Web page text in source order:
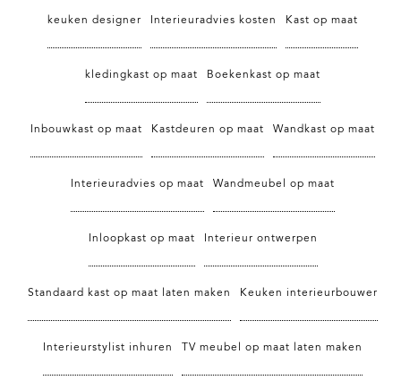
keuken designer Interieuradvies kosten Kast op maat
kledingkast op maat Boekenkast op maat
Inbouwkast op maat Kastdeuren op maat Wandkast op maat
Interieuradvies op maat Wandmeubel op maat
Inloopkast op maat Interieur ontwerpen
Standaard kast op maat laten maken Keuken interieurbouwer
Interieurstylist inhuren TV meubel op maat laten maken